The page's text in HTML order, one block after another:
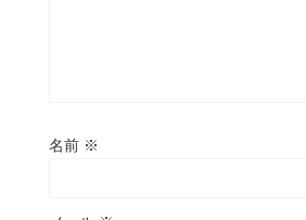
名前 ※